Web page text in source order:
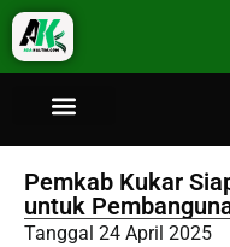
Pemkab Kukar
untuk
Tanggal 24 April 2025